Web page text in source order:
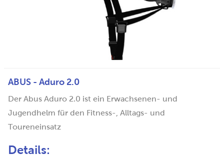
ABUS - Aduro 2.0
Der Abus Aduro 2.0 ist ein Erwachsenen- und
Jugendhelm für den Fitness-, Alltags- und
Toureneinsatz
Details: